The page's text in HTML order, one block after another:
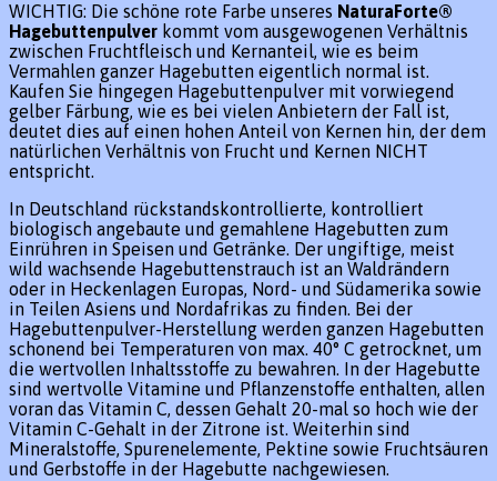
WICHTIG: Die schöne rote Farbe unseres NaturaForte®
Hagebuttenpulver kommt vom ausgewogenen Verhältnis
zwischen Fruchtfleisch und Kernanteil, wie es beim
Vermahlen ganzer Hagebutten eigentlich normal ist.
Kaufen Sie hingegen Hagebuttenpulver mit vorwiegend
gelber Färbung, wie es bei vielen Anbietern der Fall ist,
deutet dies auf einen hohen Anteil von Kernen hin, der dem
natürlichen Verhältnis von Frucht und Kernen NICHT
entspricht.
In Deutschland rückstandskontrollierte, kontrolliert
biologisch angebaute und gemahlene Hagebutten zum
Einrühren in Speisen und Getränke. Der ungiftige, meist
wild wachsende Hagebuttenstrauch ist an Waldrändern
oder in Heckenlagen Europas, Nord- und Südamerika sowie
in Teilen Asiens und Nordafrikas zu finden. Bei der
Hagebuttenpulver-Herstellung werden ganzen Hagebutten
schonend bei Temperaturen von max. 40° C getrocknet, um
die wertvollen Inhaltsstoffe zu bewahren. In der Hagebutte
sind wertvolle Vitamine und Pflanzenstoffe enthalten, allen
voran das Vitamin C, dessen Gehalt 20-mal so hoch wie der
Vitamin C-Gehalt in der Zitrone ist. Weiterhin sind
Mineralstoffe, Spurenelemente, Pektine sowie Fruchtsäuren
und Gerbstoffe in der Hagebutte nachgewiesen.